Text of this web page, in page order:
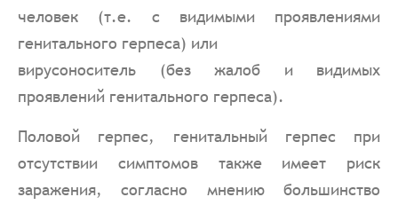
человек (т.е. с видимыми проявлениями
генитального герпеса) или
вирусоноситель (без жалоб и видимых
проявлений генитального герпеса).
Половой герпес, генитальный герпес при
отсутствии симптомов также имеет риск
заражения, согласно мнению большинство